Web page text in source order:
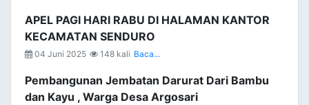
APEL PAGI HARI RABU DI HALAMAN KANTOR
KECAMATAN SENDURO
04 Juni 2025 148 kali Baca...
Pembangunan Jembatan Darurat Dari Bambu
dan Kayu , Warga Desa Argosari